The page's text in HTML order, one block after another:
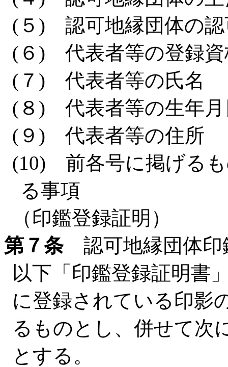
(５) 認可地縁団体の認
(６) 代表者等の登録資
(７) 代表者等の氏名
(８) 代表者等の生年月
(９) 代表者等の住所
(10) 前各号に掲げる
る事項
（印鑑登録証明）
第７条認可地縁団体印
以下「印鑑登録証明書
に登録されている印影
るものとし、併せて次
とする。